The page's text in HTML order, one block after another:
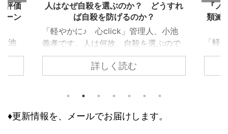
評価
ーン
池
生き
あ
う評
人はなぜ自殺を選ぶのか？ どうすれ
ば自殺を防げるのか？
「軽やかに♪ 心click」管理人、小池
義孝です。人は何故、自殺を選ぶので
しょうか？ 自殺するまで追い込まれ
ない為には、どうすれば良いのでしょ
が、共通するのは精神トーンの問題で
に取り組む前に、基本の大枠として知
詳しく読む
『ノ
類滅
「軽
義孝
て、
♦更新情報を、メールでお届けします。